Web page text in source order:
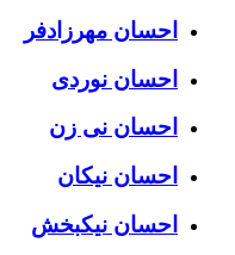
احسان مهرزادفر
احسان نوردی
احسان نی زن
احسان نیکان
احسان نیکبخش